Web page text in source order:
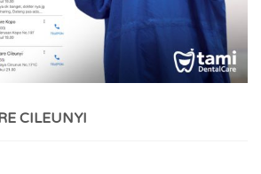
CILEUNYI